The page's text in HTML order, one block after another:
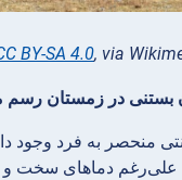
BY-SA 4.0, via
منحصر به فرد وجود
علی‌رغم دماهای سخت و